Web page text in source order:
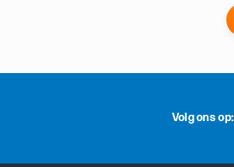
Volg ons op: